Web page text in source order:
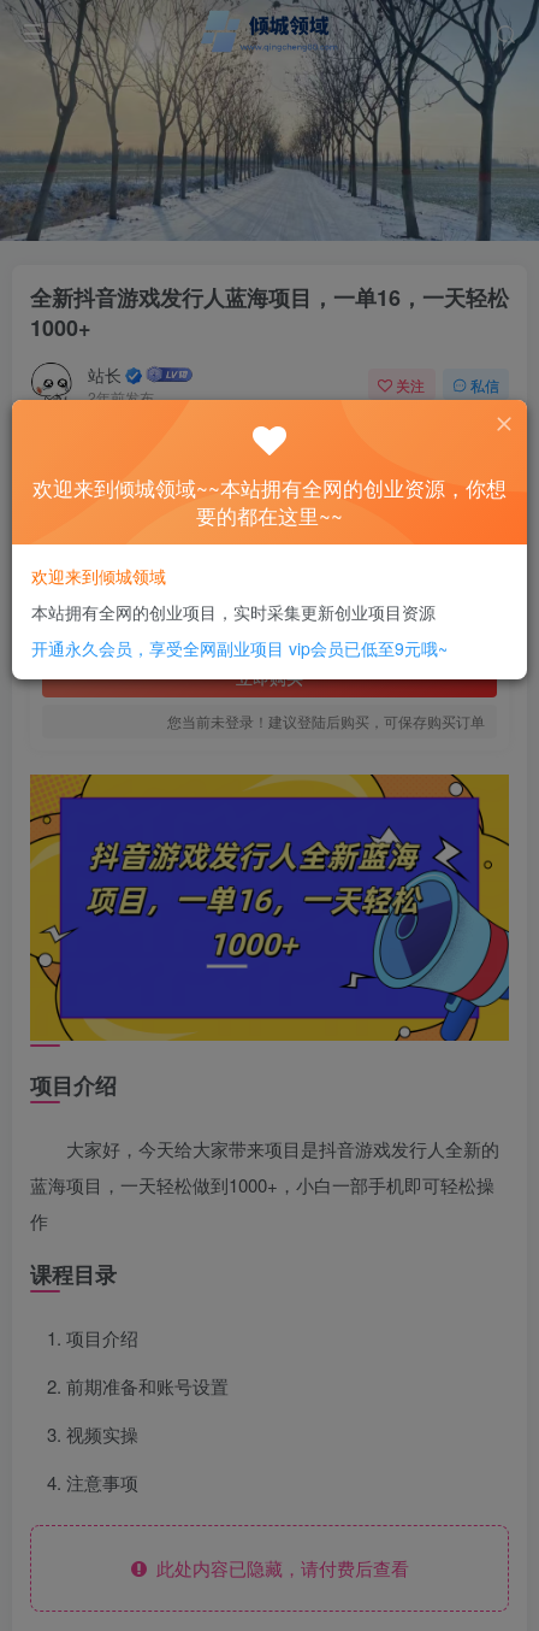
全新抖音游戏发行人蓝海项目，一单16，一天轻松
1000+
站长
2年前发布
关注 私信
全新抖音游戏发行人蓝海项目，一单16，一天轻松1000+
此内容为付费资源，请付费后查看
SVIP全站会员 免费
立即购买
您当前未登录！建议登陆后购买，可保存购买订单
项目介绍
大家好，今天给大家带来项目是抖音游戏发行人全新的
蓝海项目，一天轻松做到1000+，小白一部手机即可轻松操
作
课程目录
项目介绍
前期准备和账号设置
视频实操
注意事项
此处内容已隐藏，请付费后查看
欢迎来到倾城领域~~本站拥有全网的创业资源，你想
要的都在这里~~
欢迎来到倾城领域
本站拥有全网的创业项目，实时采集更新创业项目资源
开通永久会员，享受全网副业项目 vip会员已低至9元哦~